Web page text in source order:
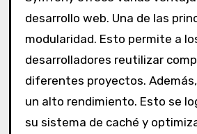
desarrollo web. Una de las
modularidad. Esto permite a
desarrolladores reutilizar
diferentes proyectos.
un alto rendimiento. Esto se
su sistema de caché y